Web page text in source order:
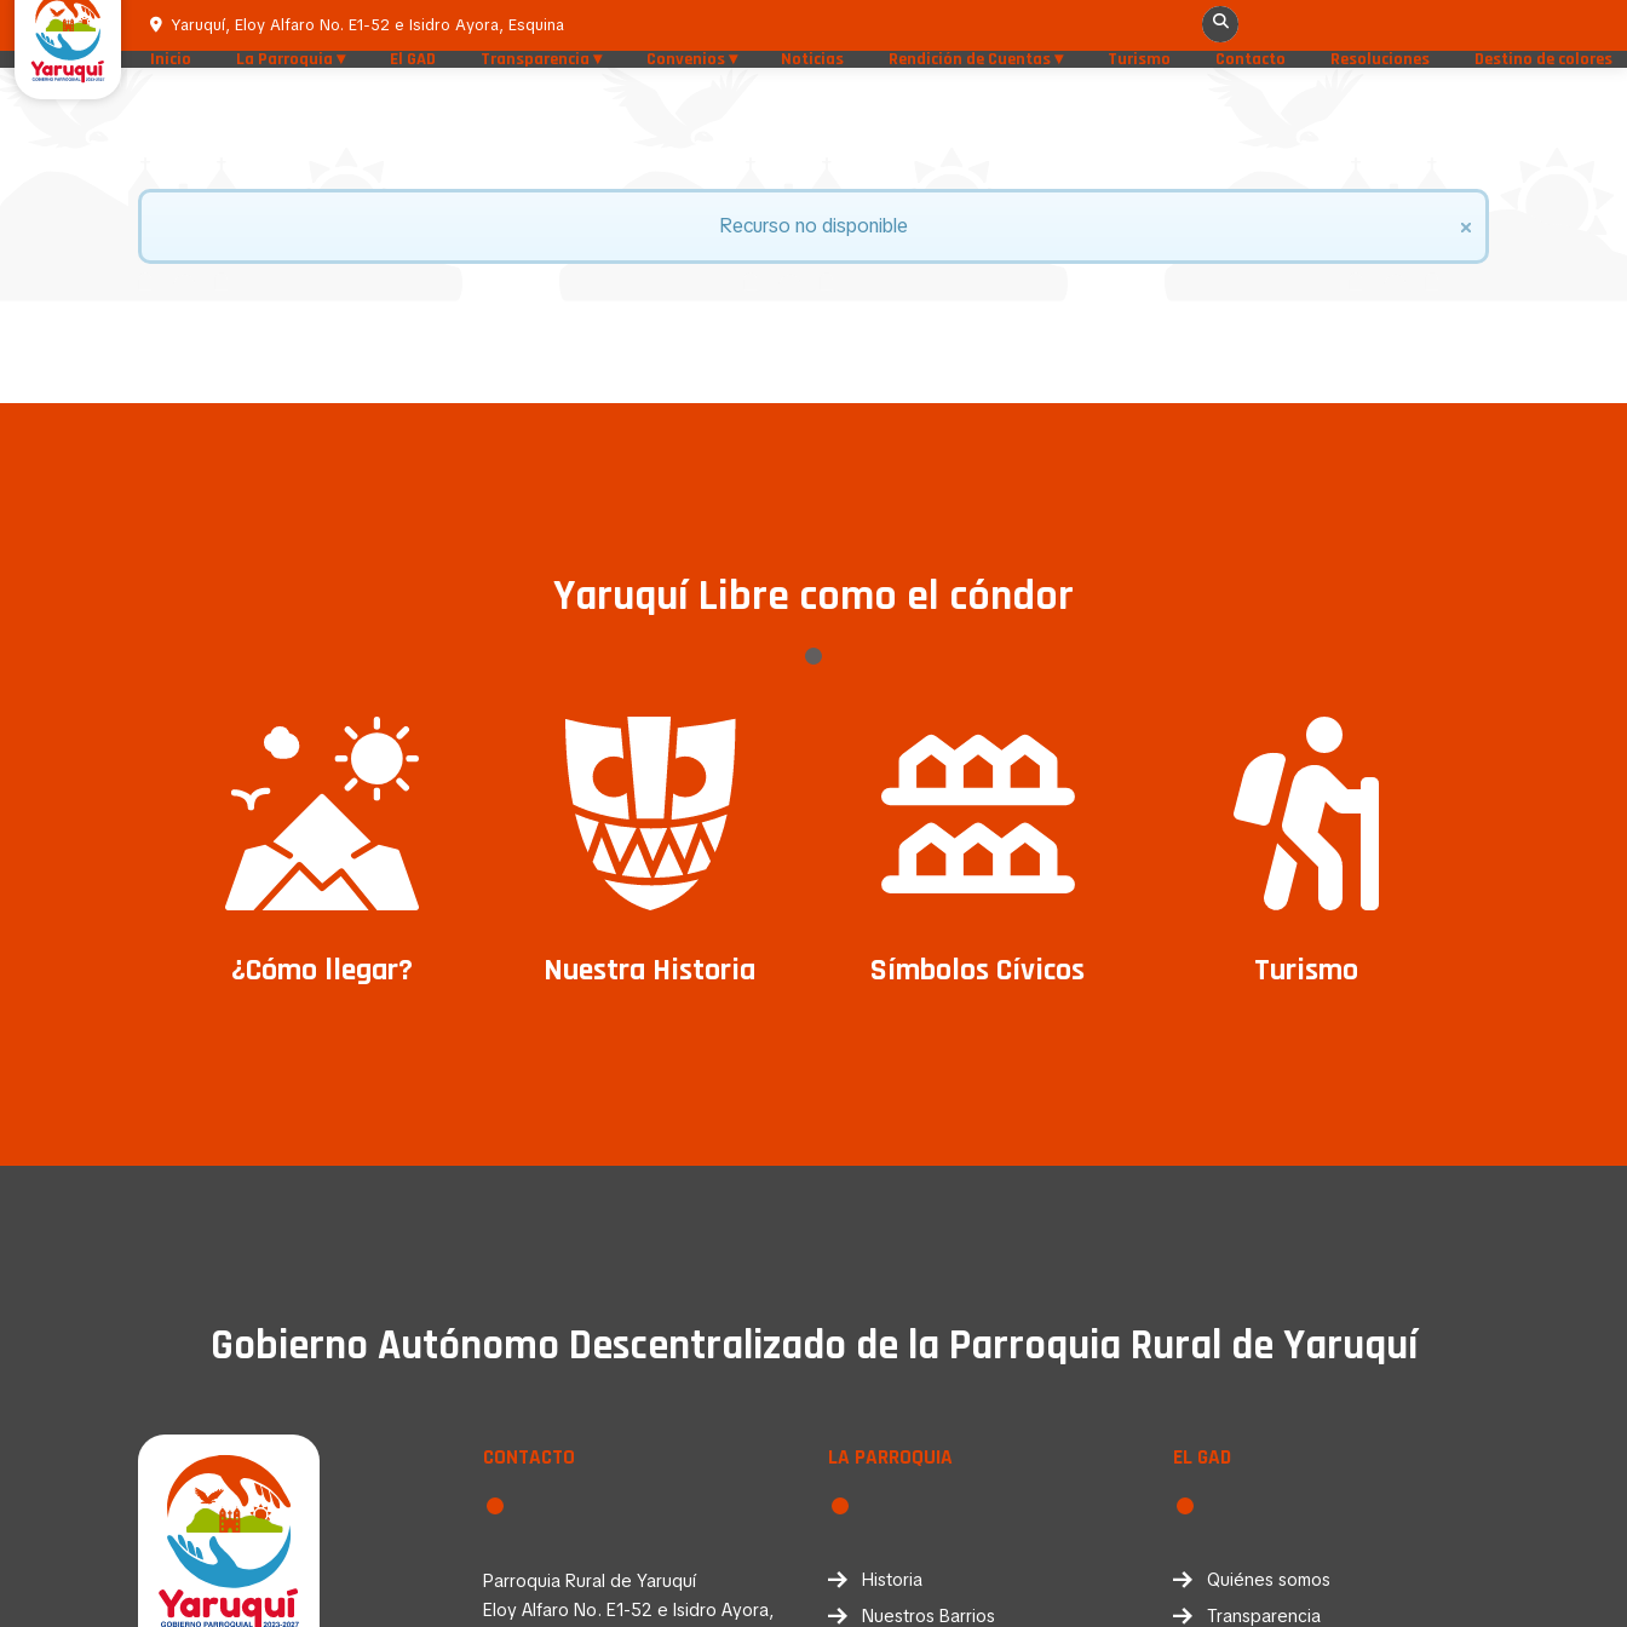
Yaruquí, Eloy Alfaro No. E1-52 e Isidro Ayora, Esquina
Inicio La Parroquia El GAD Transparencia Convenios Noticias Rendición de Cuentas Turismo Contacto Resoluciones Destino de colores
Recurso no disponible
Yaruquí Libre como el cóndor
¿Cómo llegar? Nuestra Historia Símbolos Cívicos Turismo
Gobierno Autónomo Descentralizado de la Parroquia Rural de Yaruquí
CONTACTO
Parroquia Rural de Yaruquí
Eloy Alfaro No. E1-52 e Isidro Ayora,
LA PARROQUIA
Historia
Nuestros Barrios
EL GAD
Quiénes somos
Transparencia